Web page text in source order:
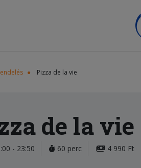
Pizza de la vie
de la vie
- 23:50 60 perc 4 990 Ft